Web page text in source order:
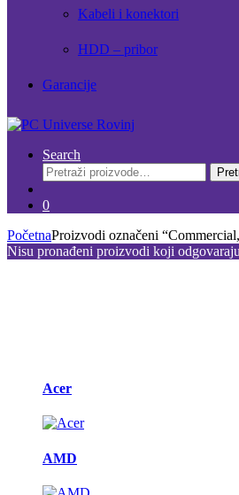
Kabeli i konektori
HDD – pribor
Garancije
Search
Pretraži:
0
PočetnaProizvodi označeni
Nisu pronađeni proizvodi koji
Acer
AMD